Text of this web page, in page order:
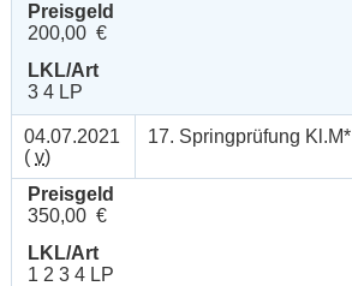
Preisgeld
200,00 €
LKL/Art
3 4 LP
04.07.2021
( v)
17. Springprüfung Kl.M*
Preisgeld
350,00 €
LKL/Art
1 2 3 4 LP